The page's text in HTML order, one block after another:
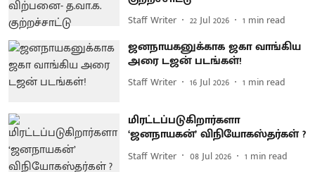
Staff Writer 22 Jul 2026 1 min read
ஜனநாயகனுக்காக ஜகா வாங்கிய
அரை டஜன் படங்கள்!
Staff Writer 16 Jul 2026 1 min read
மிரட்டப்படுகிறார்களா
‘ஜனநாயகன்’ விநியோகஸ்தர்கள் ?
Staff Writer 08 Jul 2026 1 min read